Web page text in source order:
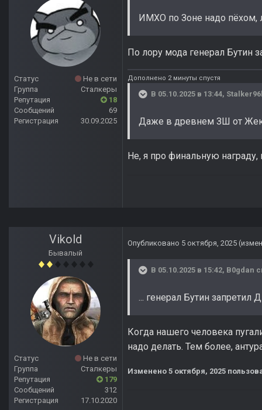
Статус
Не в сети
Группа
Сталкеры
Репутация
18
Сообщений
69
Регистрация
30.09.2025
ИМХО по Зоне надо пёхом,
По лору мода генерал Бутин
Дополнено 2 минуты спустя
В 05.10.2025 в 13:44,
Даже в древнем ЗШ от
Не, я про финальную
Vikold
Бывалый
Статус
Не в сети
Группа
Сталкеры
Репутация
179
Сообщений
312
Регистрация
17.10.2020
Опубликовано 5 октября, 2025
В 05.10.2025 в 15:42, B0gdan
... генерал Бутин запретил
Когда нашего человека
надо делать. Тем более,
Изменено 5 октября, 2025